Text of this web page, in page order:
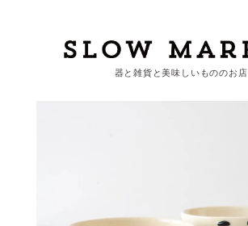
支払・配送について
器と雑貨と美味しいもののお店